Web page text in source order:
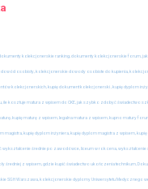
kolekcjonerskie ranking, dokumenty kolekcjonerskie
osobisty, kolekcjonerskie dowody osobiste do kupienia,
kolekcjonerskich, kupię dokument kolekcjonerski , kupię dyplom
kosztuje matura z wpisem do CKE, jak szybko zdobyć świadectwo
kupię maturę z wpisem, legalna matura z wpisem, kupno matury
kupię dyplom inżyniera, kupię dyplom magistra z wpisem,
średnie po zawodówce, liceum w rok cena, wykształcenie
z wpisem, gdzie kupić świadectwo ukończenia technikum,
Warszawa, kolekcjonerskie dyplomy Uniwersytetu Medycznego